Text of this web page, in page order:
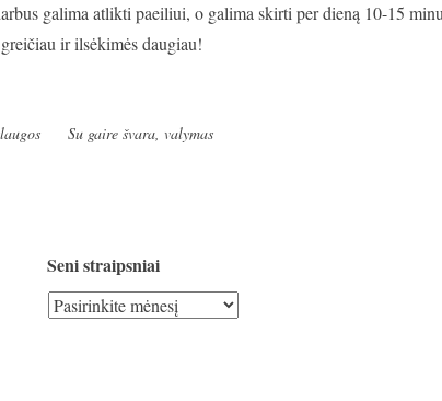
galima atlikti paeiliui, o galima skirti per dieną 10-15
ir ilsėkimės daugiau!
Su gaire švara, valymas
Seni straipsniai
Seni